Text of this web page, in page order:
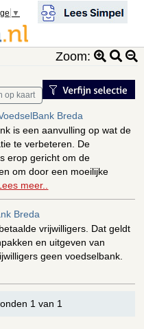
▼
Zoom:
op kaart
Breda
is een aanvulling op wat de
te verbeteren. De
erop gericht om de
om door een moeilijke
meer..
Breda
vrijwilligers. Dat geldt
en uitgeven van
geen voedselbank.
1 van 1